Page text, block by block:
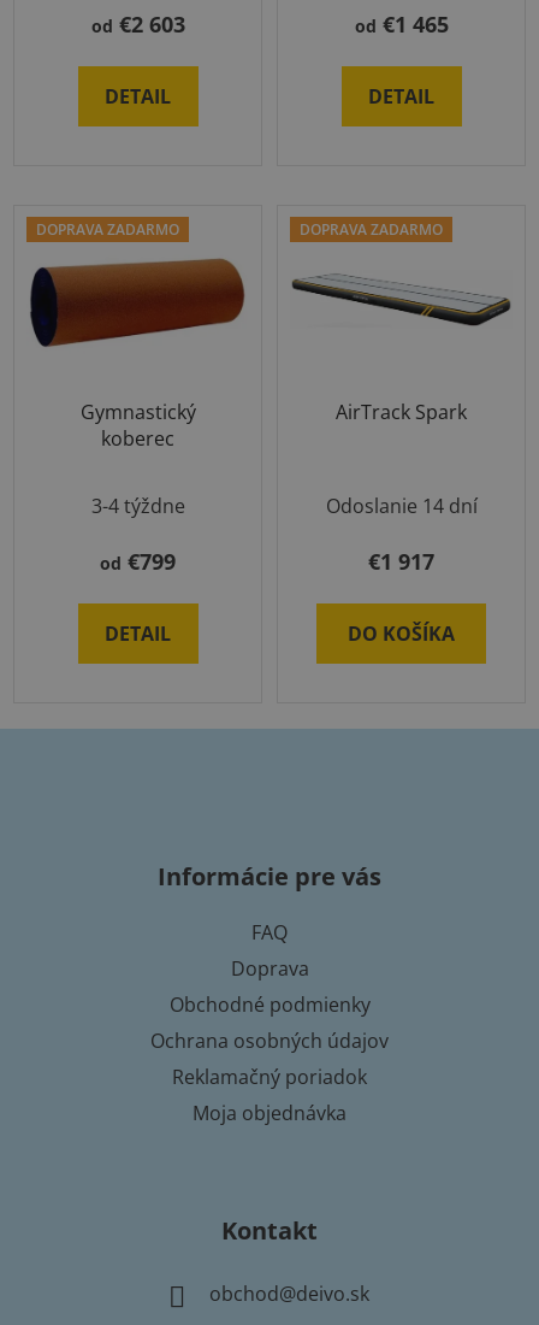
od €2 603
DETAIL
od €1 465
DETAIL
DOPRAVA ZADARMO
Gymnastický
koberec
3-4 týždne
od €799
DETAIL
DOPRAVA ZADARMO
AirTrack Spark
Odoslanie 14 dní
€1 917
DO KOŠÍKA
Informácie pre vás
FAQ
Doprava
Obchodné podmienky
Ochrana osobných údajov
Reklamačný poriadok
Moja objednávka
Kontakt
obchod@deivo.sk